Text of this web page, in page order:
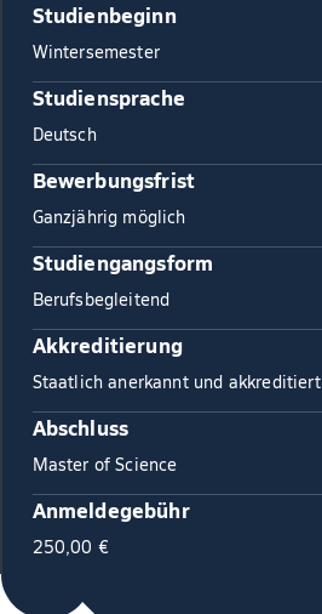
Studienbeginn
Wintersemester
Studiensprache
Deutsch
Bewerbungsfrist
Ganzjährig möglich
Studiengangsform
Berufsbegleitend
Akkreditierung
Staatlich anerkannt und akkreditiert
Abschluss
Master of Science
Anmeldegebühr
250,00 €